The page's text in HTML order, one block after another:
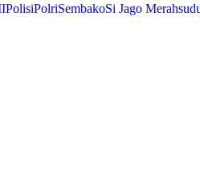
PolisiPolriSembakoSi Jago Merah